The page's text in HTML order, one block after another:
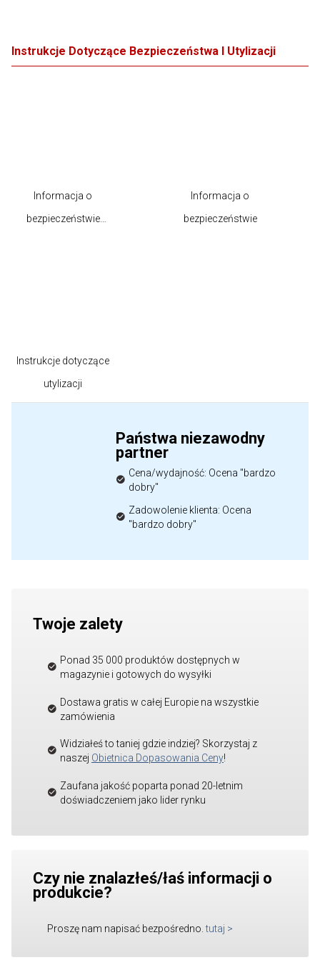
Instrukcje Dotyczące Bezpieczeństwa I Utylizacji
Informacja o
bezpieczeństwie
Informacja o
bezpieczeństwie
Instrukcje dotyczące
utylizacji
Państwa niezawodny
partner
Cena/wydajność: Ocena "bardzo
dobry"
Zadowolenie klienta: Ocena
"bardzo dobry"
Twoje zalety
Ponad 35 000 produktów dostępnych w
magazynie i gotowych do wysyłki
Dostawa gratis w całej Europie na wszystkie
zamówienia
Widziałeś to taniej gdzie indziej? Skorzystaj z
naszej Obietnica Dopasowania Ceny!
Zaufana jakość poparta ponad 20-letnim
doświadczeniem jako lider rynku
Czy nie znalazłeś/łaś informacji o
produkcie?
Proszę nam napisać bezpośredno. tutaj >